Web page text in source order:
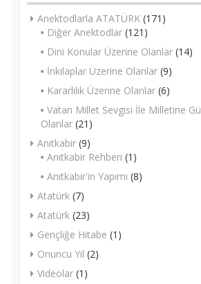
Anektodlarla ATATÜRK (171)
Diğer Anektodlar (121)
Dini Konular Üzerine Olanlar (14)
İnkılaplar Üzerine Olanlar (9)
Kararlılık Üzerine Olanlar (6)
Vatan Millet Sevgisi İle Milletine
Olanlar (21)
Anıtkabir (9)
Anıtkabir Rehberi (1)
Anıtkabir'in Yapımı (8)
Atatürk (7)
Atatürk (23)
Gençliğe Hitabe (1)
Onuncu Yıl (2)
Videolar (1)